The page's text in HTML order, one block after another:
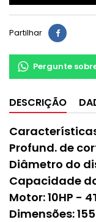
Partilhar
Pergunte
DESCRIÇÃO
Profund. de
Diâmetro do
Capacidade
Motor: 10HP -
Dimensões: